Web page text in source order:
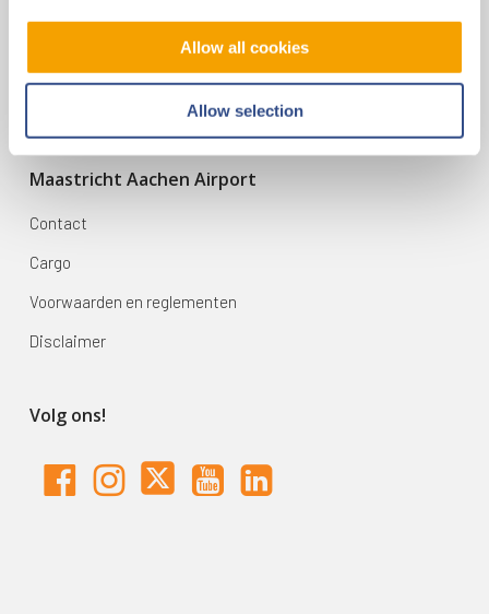
Allow all cookies
Allow selection
Bestemmingen
Maastricht Aachen Airport
Contact
Cargo
Voorwaarden en reglementen
Disclaimer
Volg ons!